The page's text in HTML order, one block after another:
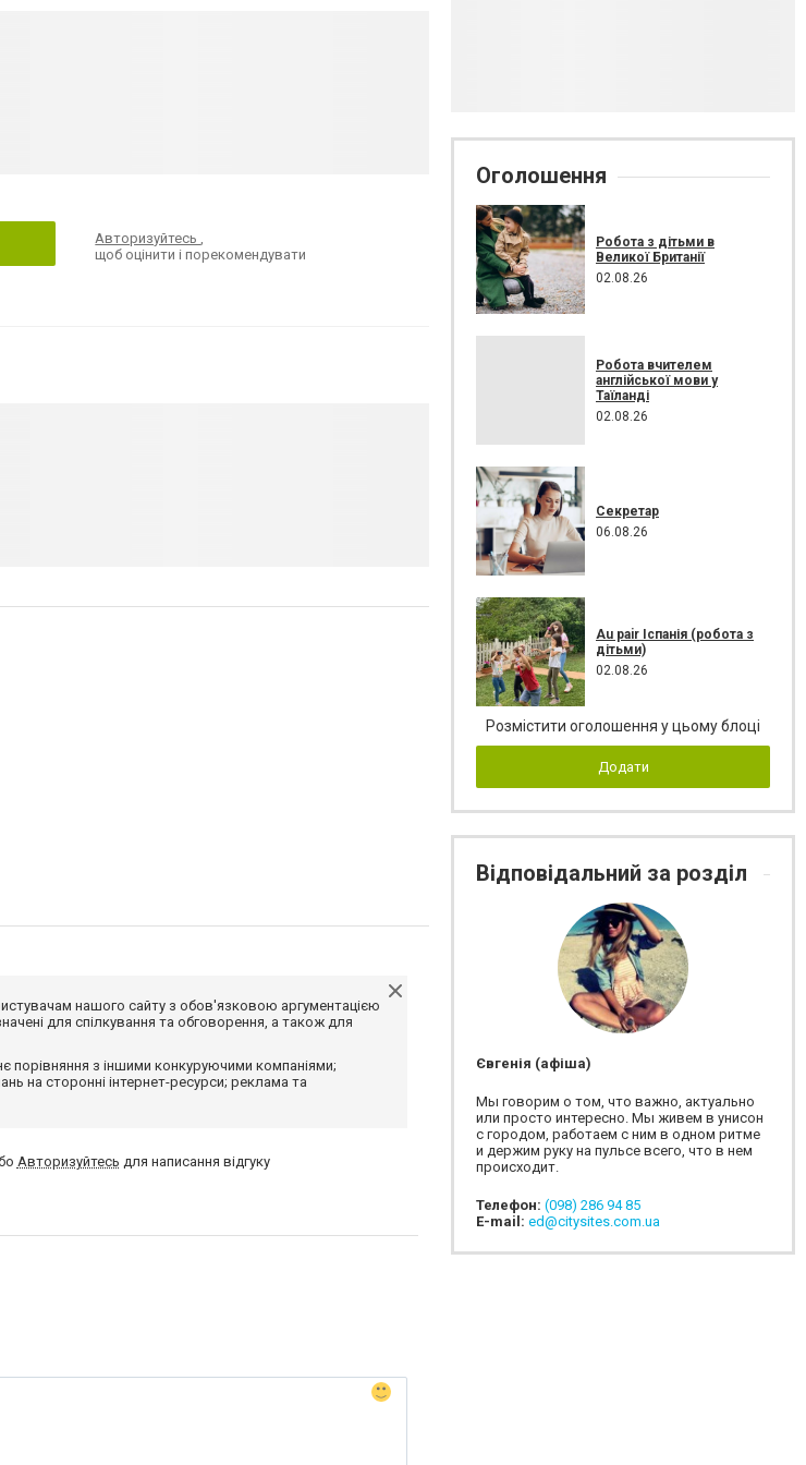
Авторизуйтесь,
щоб оцінити і порекомендувати
нашого сайту з обов'язковою аргументацією
для спілкування та обговорення, а також для
порівняння з іншими конкуруючими компаніями;
на сторонні інтернет-ресурси; реклама та
Авторизуйтесь для написання відгуку
Оголошення
Робота з дітьми в
Великої Британії
02.08.26
Робота вчителем
англійської мови у
Таїланді
02.08.26
Секретар
06.08.26
Au pair Іспанія (робота з
дітьми)
02.08.26
Розмістити оголошення у цьому блоці
Додати
Відповідальний за розділ
Євгенія (афіша)
Мы говорим о том, что важно, актуально
или просто интересно. Мы живем в унисон
с городом, работаем с ним в одном ритме
и держим руку на пульсе всего, что в нем
происходит.
Телефон: (098) 286 94 85
E-mail: ed@citysites.com.ua